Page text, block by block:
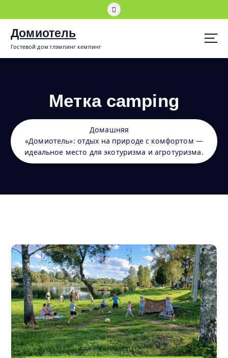
т
м
Домиотель
Гостевой дом глэмпинг кемпинг
Метка camping
Домашняя
«Домиотель»: отдых на природе с комфортом —
идеальное место для экотуризма и агротуризма.